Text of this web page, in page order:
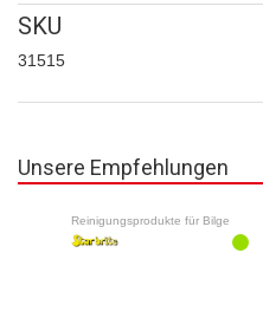
SKU
31515
Unsere Empfehlungen
Reinigungsprodukte für Bilge